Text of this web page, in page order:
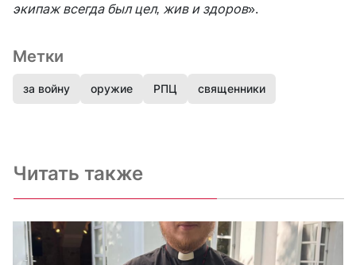
экипаж всегда был цел, жив и здоров».
Метки
за войну оружие РПЦ священники
Читать также